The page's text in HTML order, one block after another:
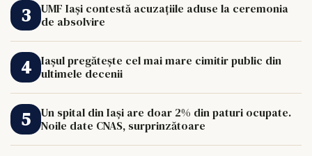
UMF Iași contestă acuzațiile aduse la ceremonia
de absolvire
Iașul pregătește cel mai mare cimitir public din
ultimele decenii
Un spital din Iași are doar 2% din paturi ocupate.
Noile date CNAS, surprinzătoare